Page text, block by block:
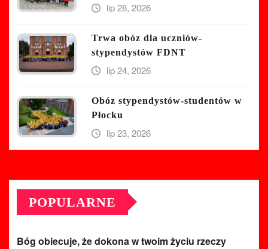
lip 28, 2026
Trwa obóz dla uczniów-
stypendystów FDNT
lip 24, 2026
Obóz stypendystów-studentów w
Płocku
lip 23, 2026
POPULARNE
Bóg obiecuje, że dokona w twoim życiu rzeczy